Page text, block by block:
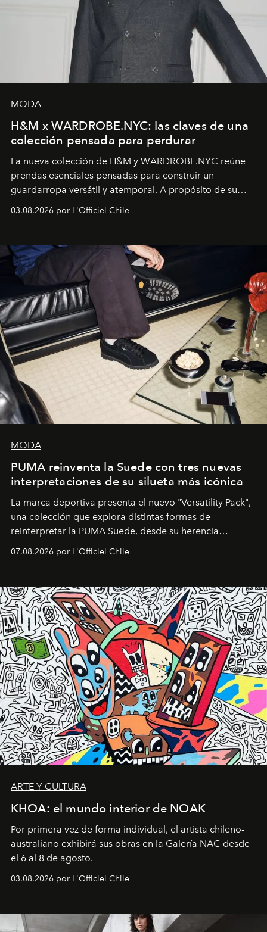
MODA
H&M x WARDROBE.NYC: las claves de una
colección pensada para perdurar
La nueva colección de H&M y WARDROBE.NYC reúne
prendas esenciales pensadas para construir un
guardarropa versátil y atemporal. A propósito de su
lanzamiento, los fundadores de la firma neoyorquina y
la asesora creativa y jefa de diseño global de la marca
y la filosofía detrás de la propuesta.
03.08.2026 por L'Officiel Chile
MODA
PUMA reinventa la Suede con tres nuevas
interpretaciones de su silueta más icónica
La marca deportiva presenta el nuevo "Versatility Pack",
una colección que explora distintas formas de
reinterpretar la PUMA Suede, desde su herencia
deportiva hasta una mirada moderna inspirada en el
diseño y el universo outdoor.
07.08.2026 por L'Officiel Chile
ARTE Y CULTURA
KHOA: el mundo interior de NOAK
Por primera vez de forma individual, el artista chileno-
australiano exhibirá sus obras en la Galería NAC desde
el 6 al 8 de agosto.
03.08.2026 por L'Officiel Chile